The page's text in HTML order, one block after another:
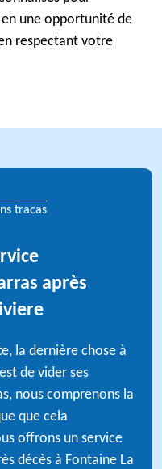
une opportunité de
respectant votre
tracas
après
la dernière chose à
de vider ses
nous comprenons la
que cela
offrons un service
décès à Fontaine La